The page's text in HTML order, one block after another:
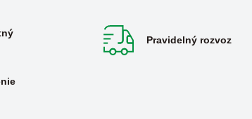
Pravidelný rozvoz